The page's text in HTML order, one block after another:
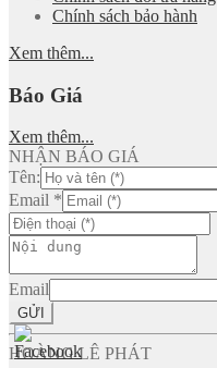
Chính sách bảo hành
Xem thêm...
Báo Giá
Xem thêm...
NHẬN BÁO GIÁ
Tên:
Email *
Email
GỬI
HOÀNG LÊ PHÁT